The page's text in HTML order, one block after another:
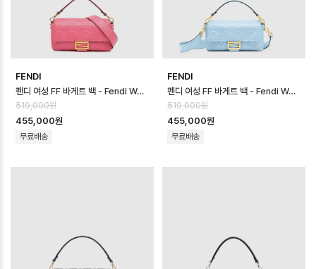
FENDI
펜디 여성 FF 바게트 백 - Fendi Womens FF Baguette Bag - fe…
519,000원
455,000원
무료배송
FENDI
펜디 여성 FF 바게트 백 - Fendi Womens FF Baguette Bag - fe…
519,000원
455,000원
무료배송